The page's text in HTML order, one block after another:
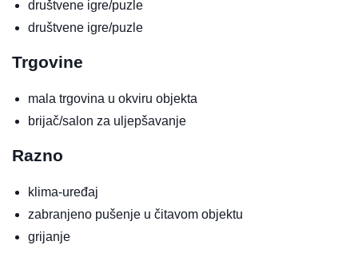
društvene igre/puzle
društvene igre/puzle
Trgovine
mala trgovina u okviru objekta
brijač/salon za uljepšavanje
Razno
klima-uređaj
zabranjeno pušenje u čitavom objektu
grijanje